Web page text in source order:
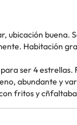
ubicación buena.
Habitación
ser 4 estrellas.
abundante y
fritos y